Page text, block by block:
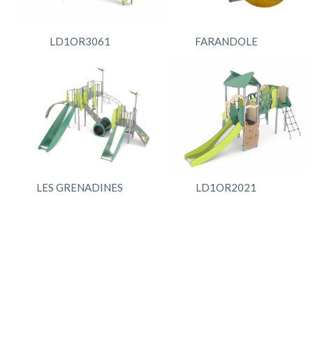
LD1OR3061 FARANDOLE
LES GRENADINES LD1OR2021